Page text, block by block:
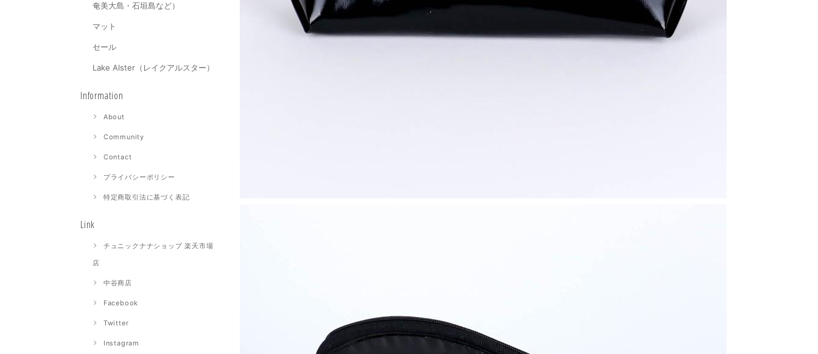
奄美大島・石垣島など）
マット
セール
Lake Alster（レイクアルスター）
Information
About
Community
Contact
プライバシーポリシー
特定商取引法に基づく表記
Link
チュニックナナショップ 楽天市場
店
中谷商店
Facebook
Twitter
Instagram